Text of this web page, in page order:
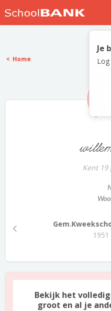
Meld je
Je
Home
Kent 19
1951
Bekijk het
groot en al je